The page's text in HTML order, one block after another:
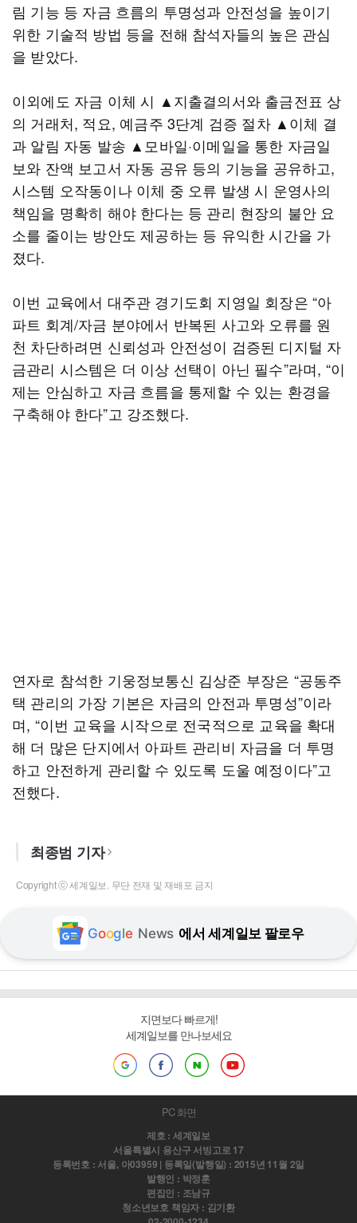
림 기능 등 자금 흐름의 투명성과 안전성을 높이기
위한 기술적 방법 등을 전해 참석자들의 높은 관심
을 받았다.
이외에도 자금 이체 시 ▲지출결의서와 출금전표 상
의 거래처, 적요, 예금주 3단계 검증 절차 ▲이체 결
과 알림 자동 발송 ▲모바일·이메일을 통한 자금일
보와 잔액 보고서 자동 공유 등의 기능을 공유하고,
시스템 오작동이나 이체 중 오류 발생 시 운영사의
책임을 명확히 해야 한다는 등 관리 현장의 불안 요
소를 줄이는 방안도 제공하는 등 유익한 시간을 가
졌다.
이번 교육에서 대주관 경기도회 지영일 회장은 “아
파트 회계/자금 분야에서 반복된 사고와 오류를 원
천 차단하려면 신뢰성과 안전성이 검증된 디지털 자
금관리 시스템은 더 이상 선택이 아닌 필수”라며, “이
제는 안심하고 자금 흐름을 통제할 수 있는 환경을
구축해야 한다”고 강조했다.
연자로 참석한 기웅정보통신 김상준 부장은 “공동주
택 관리의 가장 기본은 자금의 안전과 투명성”이라
며, “이번 교육을 시작으로 전국적으로 교육을 확대
해 더 많은 단지에서 아파트 관리비 자금을 더 투명
하고 안전하게 관리할 수 있도록 도울 예정이다”고
전했다.
최종범 기자
Copyright ⓒ 세계일보. 무단 전재 및 재배포 금지
Google News 에서 세계일보 팔로우
지면보다 빠르게!
세계일보를 만나보세요
PC 화면
제호 : 세계일보
서울특별시 용산구 서빙고로 17
등록번호 : 서울, 아03959 | 등록일(발행일) : 2015년 11월 2일
발행인 : 박정훈
편집인 : 조남규
청소년보호 책임자 : 김기환